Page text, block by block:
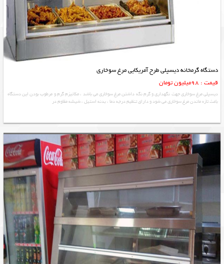
دستگاه گرمخانه دیسپلی طرح آمریکایی مرغ سوخاری
قیمت : 98میلیون تومان
دیسپلی مرغ سوخاری جهت نگهداری و گرم نگه داشتن مرغ سوخاری می باشد ، مکانیزم گرم و مرطوب بودن این دستگاه
باعث تازه ماندن مرغ سوخاری می شود و دارای تنظیم درجه دما ، بدنه استیل ، شیشه مقاوم در